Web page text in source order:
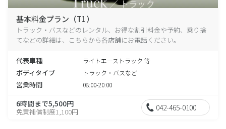
基本料金プラン（T1）
トラック・バスなどのレンタル、お得な割引料金や予約、乗り捨
てなどの詳細は、こちらから各店舗にお電話ください。
代表車種 ライトエーストラック 等
ボディタイプ トラック・バスなど
営業時間 08:00-20:00
6時間まで5,500円
免責補償制度1,100円 042-465-0100